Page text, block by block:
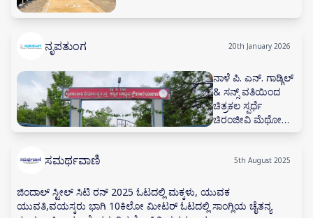
ನೃಪತುಂಗ 20th January 2026
ನಾಳೆ ಪಿ. ಎನ್. ಗಾಡ್ಗಿಲ್
& ಸನ್ಸ್ ವತಿಯಿಂದ
ಚಿತ್ರಕಲ ಸ್ಪರ್ಧೆ
ಚಿರಂಜೀವಿ ಮೆಥೋಡಿಸ್ಟ
ಆಂಗ್ಲ ಕನ್ನಡ ಮಾಧ್ಯಮ
ಸಮರ್ಥವಾಣಿ 5th August 2025
ಜಿಂದಾಲ್ ಸ್ಟೀಲ್ ಸಿಟಿ ರನ್ 2025 ಓಟದಲ್ಲಿ ಮಕ್ಕಳು, ಯುವಕ
ಯುವತಿ,ವಯಸ್ಕರು ಭಾಗಿ 10ಕಿಲೋ ಮೀಟರ್ ಓಟದಲ್ಲಿ ಸಾಂಗ್ಲಿಯ ಚೈತನ್ಯ